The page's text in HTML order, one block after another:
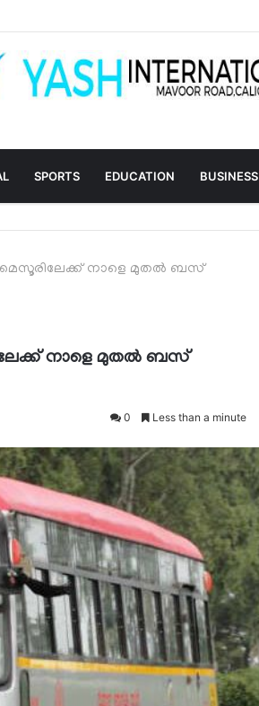
SPORTS EDUCATION BUSINESS
നാളെ മുതല്‍ ബസ്
നാളെ മുതല്‍ ബസ്
0 Less than a minute